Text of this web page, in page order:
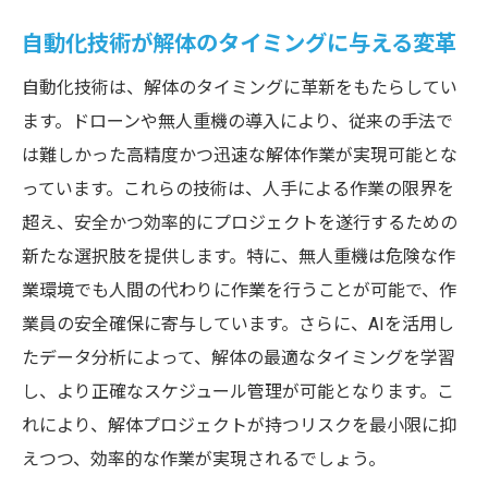
自動化技術が解体のタイミングに与える変革
自動化技術は、解体のタイミングに革新をもたらしてい
ます。ドローンや無人重機の導入により、従来の手法で
は難しかった高精度かつ迅速な解体作業が実現可能とな
っています。これらの技術は、人手による作業の限界を
超え、安全かつ効率的にプロジェクトを遂行するための
新たな選択肢を提供します。特に、無人重機は危険な作
業環境でも人間の代わりに作業を行うことが可能で、作
業員の安全確保に寄与しています。さらに、AIを活用し
たデータ分析によって、解体の最適なタイミングを学習
し、より正確なスケジュール管理が可能となります。こ
れにより、解体プロジェクトが持つリスクを最小限に抑
えつつ、効率的な作業が実現されるでしょう。